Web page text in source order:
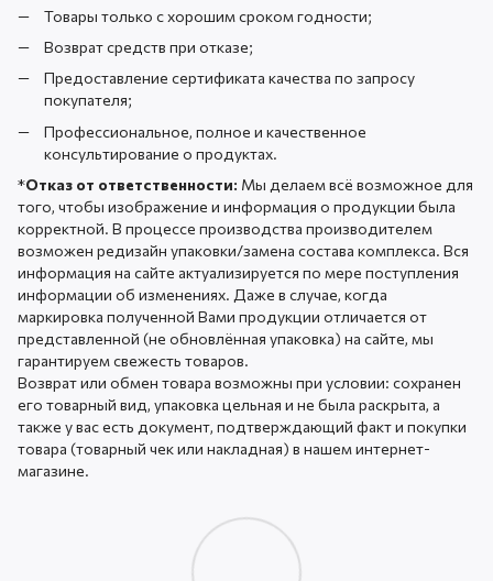
Товары только с хорошим сроком годности;
Возврат средств при отказе;
Предоставление сертификата качества по запросу
покупателя;
Профессиональное, полное и качественное
консультирование о продуктах.
*Отказ от ответственности: Мы делаем всё возможное для
того, чтобы изображение и информация о продукции была
корректной. В процессе производства производителем
возможен редизайн упаковки/замена состава комплекса. Вся
информация на сайте актуализируется по мере поступления
информации об изменениях. Даже в случае, когда
маркировка полученной Вами продукции отличается от
представленной (не обновлённая упаковка) на сайте, мы
гарантируем свежесть товаров.
Возврат или обмен товара возможны при условии: сохранен
его товарный вид, упаковка цельная и не была раскрыта, а
также у вас есть документ, подтверждающий факт и покупки
товара (товарный чек или накладная) в нашем интернет-
магазине.